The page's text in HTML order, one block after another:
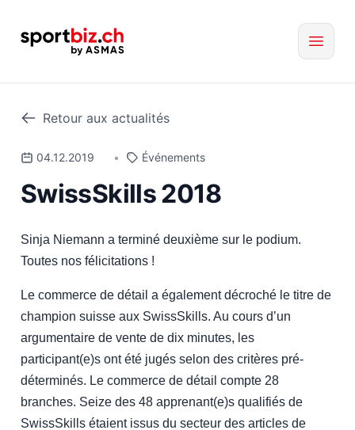
Retour aux actualités
04.12.2019 • Événements
SwissSkills 2018
Sinja Niemann a terminé deuxième sur le podium.
Toutes nos félicitations !
Le commerce de détail a également décroché le titre de
champion suisse aux SwissSkills. Au cours d’un
argumentaire de vente de dix minutes, les
participant(e)s ont été jugés selon des critères pré-
déterminés. Le commerce de détail compte 28
branches. Seize des 48 apprenant(e)s qualifiés de
SwissSkills étaient issus du secteur des articles de